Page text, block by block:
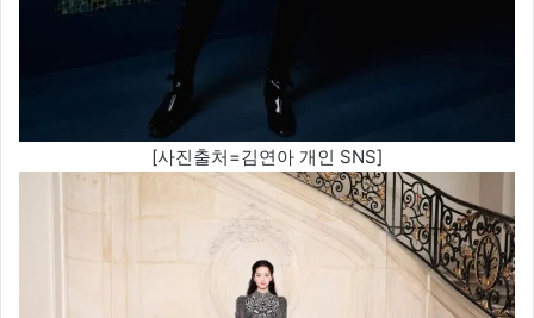
[사진출처=김연아 개인 SNS]